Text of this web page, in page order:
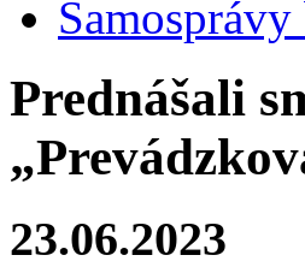
Prednášali
23.06.2023